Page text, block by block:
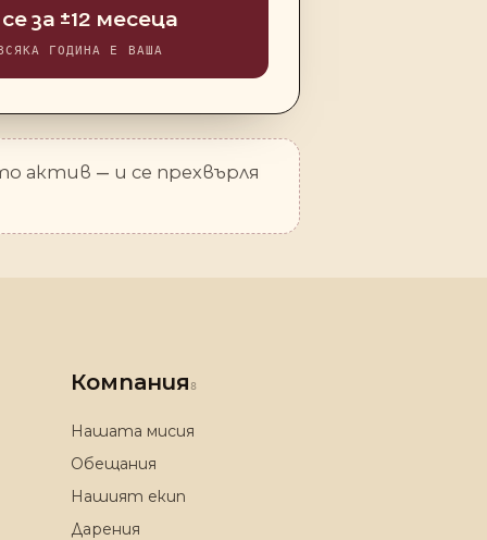
за ±12 месеца
ГОДИНА Е ВАША
актив — и се прехвърля
Компания8
Нашата мисия
Обещания
Нашият екип
Дарения